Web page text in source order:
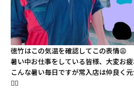
徳竹はこの気温を確認してこの表情😩
暑い中お仕事をしている皆様、大変お
こんな暑い毎日ですが常入店は仲良く
🏳‍🌈